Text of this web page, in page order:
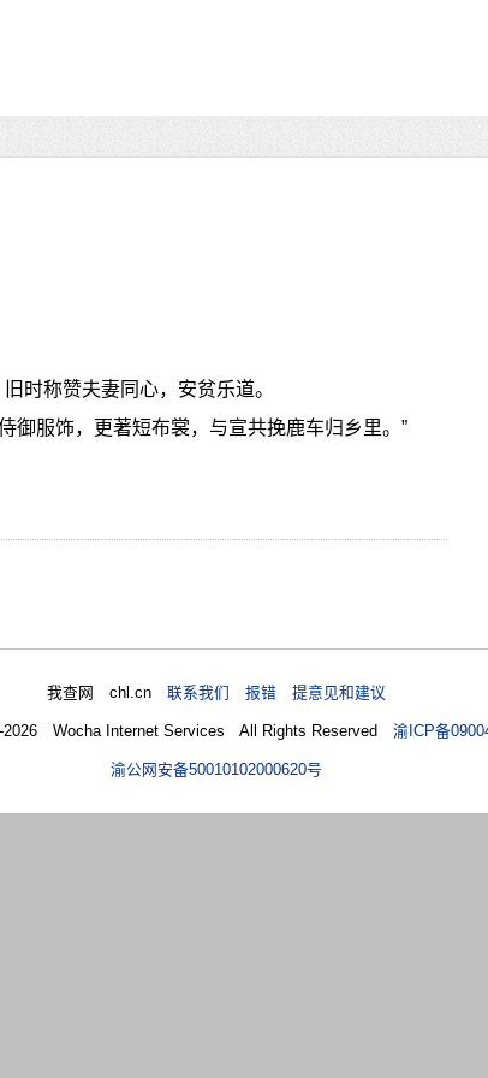
时称赞夫妻同心，安贫乐道。
御服饰，更著短布裳，与宣共挽鹿车归乡里。”
我查网 chl.cn联系我们 报错 提意见和建议
2026 Wocha Internet Services All Rights Reserved渝ICP备
渝公网安备50010102000620号